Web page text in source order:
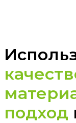
подход